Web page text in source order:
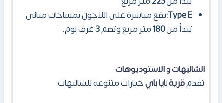
Type E
:يقع مباشرة على اللاجون بمساحات مباني
تبدأ من180متر مربع وتضم3غرف نوم.
الشاليهات والاستوديوهات
تقدمقرية نايا بايخيارات متنوعة للشاليهات: